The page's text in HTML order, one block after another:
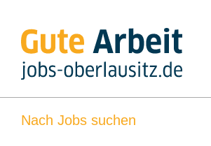
Nach Jobs suchen